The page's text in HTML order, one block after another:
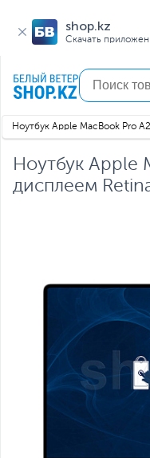
shop.kz
Скачать
Ноутбук Apple MacBook Pro
Ноутбук Apple
дисплеем